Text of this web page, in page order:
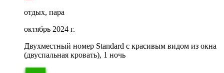
отдых, пара
октябрь 2024 г.
Двухместный номер Standard с красивым видом из окна
(двуспальная кровать), 1 ночь